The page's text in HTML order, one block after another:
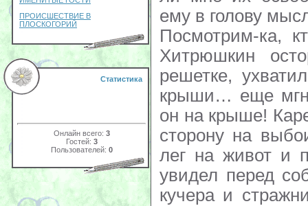
ПРОИСШЕСТВИЕ В
ПЛОСКОГОРИЙ
Статистика
Онлайн всего: 3
Гостей: 3
Пользователей: 0
ему в голову
Посмотрим-ка,
Хитрюшкин
решетке,
крыши… еще
он на крыше!
сторону на
лег на живот и
увидел перед
кучера и